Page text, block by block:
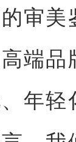
审美
端品
年轻